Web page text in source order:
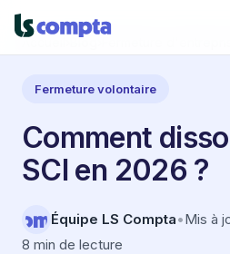
Accueil Blog
Fermeture volontaire
Comment
SCI en 2026 ?
Équipe LS Compta•Mis à
8 min de lecture